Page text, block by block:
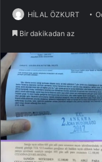
HİLAL ÖZKURT
Bir dakikadan az